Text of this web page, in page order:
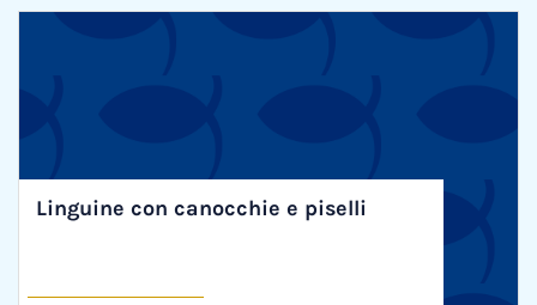
Linguine con canocchie e piselli